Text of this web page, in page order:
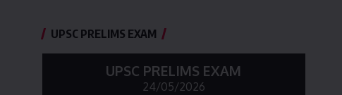
UPSC PRELIMS EXAM
UPSC PRELIMS EXAM
24/05/2026